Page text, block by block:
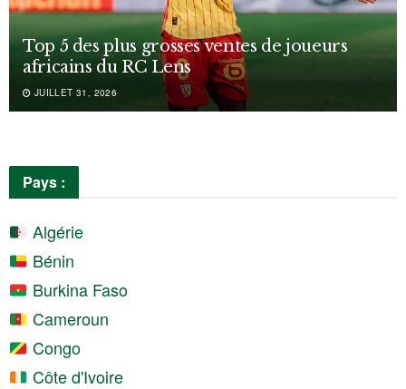
Top 5 des plus grosses ventes de joueurs
africains du RC Lens
JUILLET 31, 2026
Pays :
Algérie
Bénin
Burkina Faso
Cameroun
Congo
Côte d'Ivoire